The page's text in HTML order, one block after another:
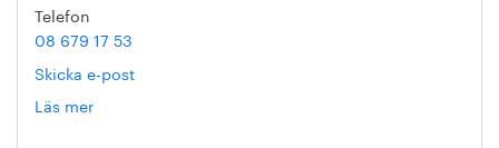
Telefon
08 679 17 53
Skicka e-post
Läs mer